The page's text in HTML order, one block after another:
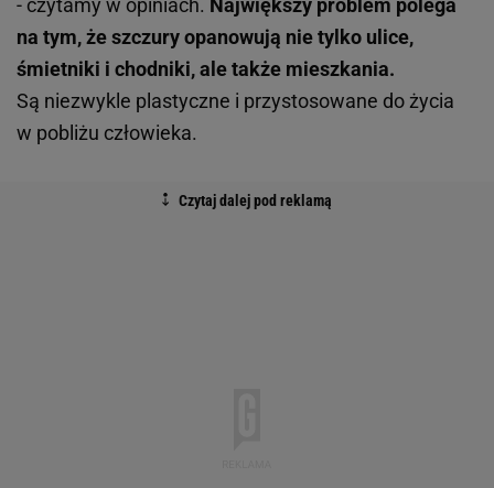
- czytamy w opiniach. Największy problem polega
na tym, że szczury opanowują nie tylko ulice,
śmietniki i chodniki, ale także mieszkania.
Są niezwykle plastyczne i przystosowane do życia
w pobliżu człowieka.